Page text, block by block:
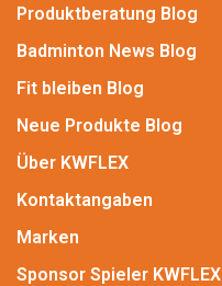
Produktberatung Blog
Badminton News Blog
Fit bleiben Blog
Neue Produkte Blog
Über KWFLEX
Kontaktangaben
Marken
Sponsor Spieler KWFLEX